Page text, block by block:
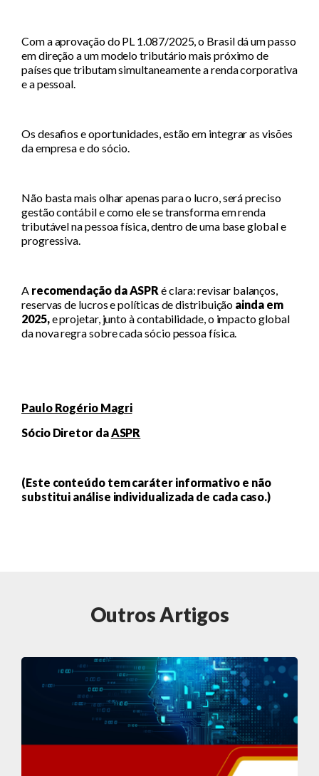
Com a aprovação do PL 1.087/2025, o Brasil dá um passo
em direção a um modelo tributário mais próximo de
países que tributam simultaneamente a renda corporativa
e a pessoal.
Os desafios e oportunidades, estão em integrar as visões
da empresa e do sócio.
Não basta mais olhar apenas para o lucro, será preciso
gestão contábil e como ele se transforma em renda
tributável na pessoa física, dentro de uma base global e
progressiva.
A recomendação da ASPR é clara: revisar balanços,
reservas de lucros e políticas de distribuição ainda em
2025,e projetar, junto à contabilidade, o impacto global
da nova regra sobre cada sócio pessoa física.
Paulo Rogério Magri
Sócio Diretor daASPR
(Este conteúdo tem caráter informativo e não
substitui análise individualizada de cada caso.)
Outros Artigos